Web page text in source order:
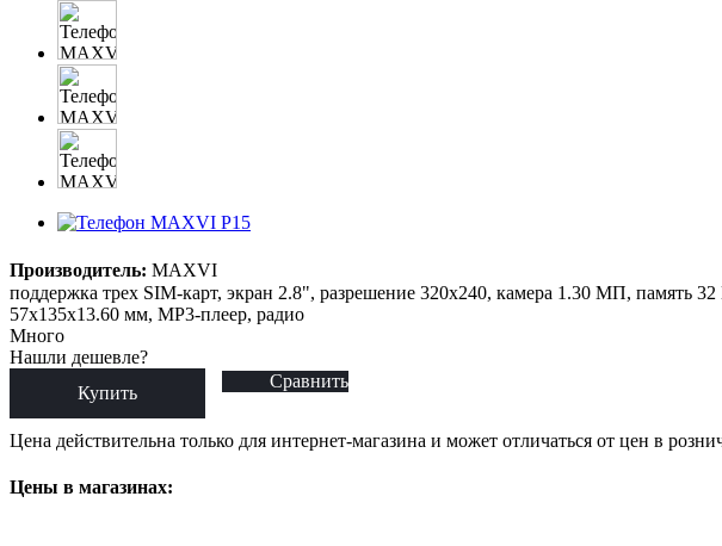
Производитель: MAXVI
поддержка трех SIM-карт, экран 2.8", разрешение 320x240, камера 1.30 МП, память
57x135x13.60 мм, MP3-плеер, радио
Много
Нашли дешевле?
Купить
Сравнить
Цена действительна только для интернет-магазина и может отличаться от цен в
Цены в магазинах: